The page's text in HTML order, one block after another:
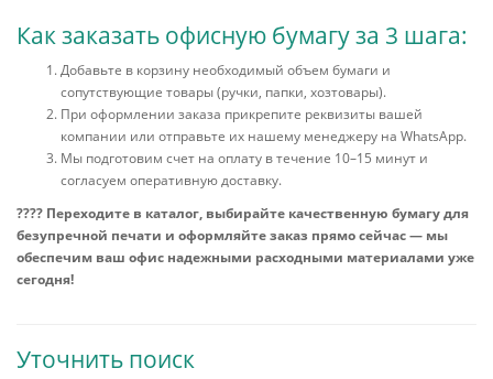
Как заказать офисную бумагу за 3 шага:
Добавьте в корзину необходимый объем бумаги и
сопутствующие товары (ручки, папки, хозтовары).
При оформлении заказа прикрепите реквизиты вашей
компании или отправьте их нашему менеджеру на WhatsApp.
Мы подготовим счет на оплату в течение 10–15 минут и
согласуем оперативную доставку.
???? Переходите в каталог, выбирайте качественную бумагу для
безупречной печати и оформляйте заказ прямо сейчас — мы
обеспечим ваш офис надежными расходными материалами уже
сегодня!
Уточнить поиск